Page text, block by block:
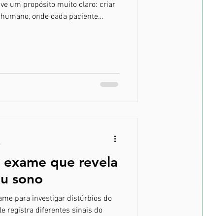
um propósito muito claro: criar
onde cada paciente
que revela
sono
para investigar distúrbios do
registra diferentes sinais do